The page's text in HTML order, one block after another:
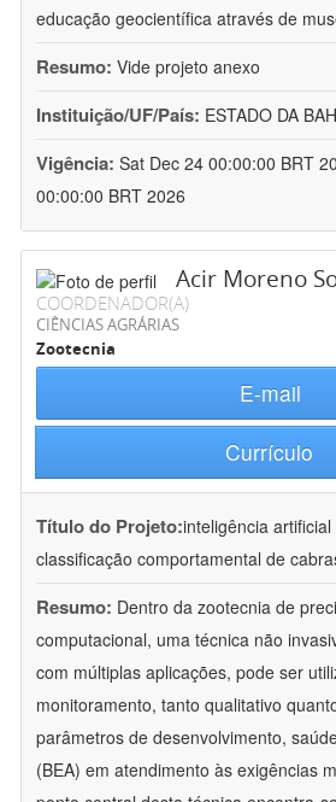
educação geocientífica através de
Resumo: Vide projeto anexo
Instituição/UF/País: ESTADO DA
Vigência: Sat Dec 24 00:00:00 BRT
00:00:00 BRT 2026
Acir Moreno
COORDENADOR(A)
CIÊNCIAS AGRÁRIAS
Zootecnia
E-mail
Currículo
Título do Projeto:inteligência
classificação comportamental de
Resumo: Dentro da zootecnia de
computacional, uma técnica não
com múltiplas aplicações, pode ser
monitoramento, tanto qualitativo
parâmetros de desenvolvimento,
(BEA) em atendimento às exigências